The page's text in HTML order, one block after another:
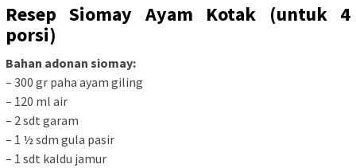
Resep Siomay Ayam Kotak (untuk 4
porsi)
Bahan adonan siomay:
– 300 gr paha ayam giling
– 120 ml air
– 2 sdt garam
– 1 ½ sdm gula pasir
– 1 sdt kaldu jamur